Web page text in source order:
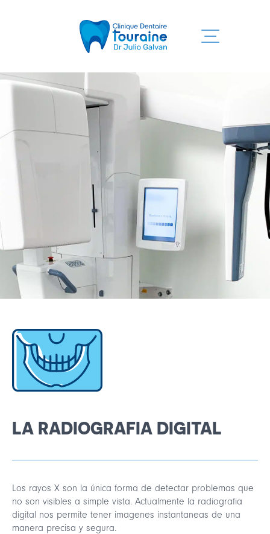
Inicio
Servicios
Clínica
Informaciones
819 525-7755
English
LA RADIOGRAFIA DIGITAL
Los rayos X son la única forma de detectar problemas que
no son visibles a simple vista. Actualmente la radiografia
digital nos permite tener imagenes instantaneas de una
manera precisa y segura.